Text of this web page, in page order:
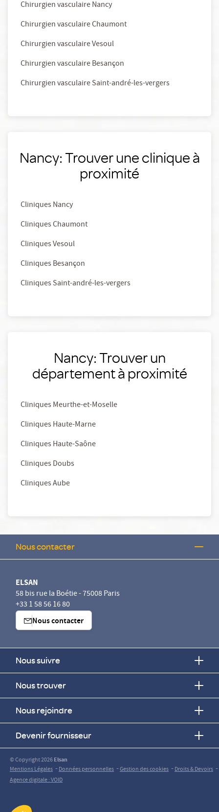
Chirurgien vasculaire Nancy
Chirurgien vasculaire Chaumont
Chirurgien vasculaire Vesoul
Chirurgien vasculaire Besançon
Chirurgien vasculaire Saint-andré-les-vergers
Nancy: Trouver une clinique à
proximité
Cliniques Nancy
Cliniques Chaumont
Cliniques Vesoul
Cliniques Besançon
Cliniques Saint-andré-les-vergers
Nancy: Trouver un
département à proximité
Cliniques Meurthe-et-Moselle
Cliniques Haute-Marne
Cliniques Haute-Saône
Cliniques Doubs
Cliniques Aube
Nous contacter
ELSAN
58 bis rue la Boétie - 75008 Paris
+33 1 58 56 16 80
Nous contacter
Nous suivre
Nous trouver
Nous rejoindre
Devenir fournisseur
© Copyright 2026Elsan
Mentions Légales -Données personnelles -Gestion des cookies -Droits & Devoirs -
Agence digitale : VOID